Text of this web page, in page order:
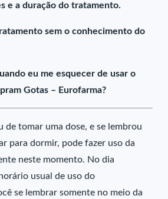
e a duração do tratamento.
sem o conhecimento do
eu me esquecer de usar o
Gotas – Eurofarma?
de tomar uma dose, e se lembrou
para dormir, pode fazer uso da
neste momento. No dia
usual de uso do
se lembrar somente no meio da